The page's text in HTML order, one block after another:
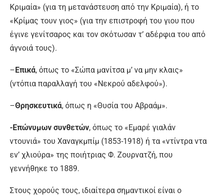
Κριμαία» (για τη μετανάστευση από την Κριμαία), ή το
«Κρίμας τουν γιος» (για την επιστροφή του γιου που
έγινε γενίτσαρος και τον σκότωσαν τ’ αδέρφια του από
άγνοιά τους).
–Επικά, όπως το «Σώπα µανίτσα μ’ να µην κλαις»
(ντόπια παραλλαγή του «Νεκρού αδελφού»).
–Θρησκευτικά, όπως η «Θυσία του Αβραάμ».
-Επώνυμων συνθετών, όπως το «Εμαρέ γιαλάν
ντουνιά» του Χαναγκμπίμ (1853-1918) ή τα «ντίντρα ντα
εν’ χλιούρα» της ποιήτριας Φ. Ζουρνατζή, που
γεννήθηκε το 1889.
Στους χορούς τους, ιδιαίτερα σημαντικοί είναι ο